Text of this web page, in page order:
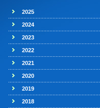
2025
2024
2023
2022
2021
2020
2019
2018